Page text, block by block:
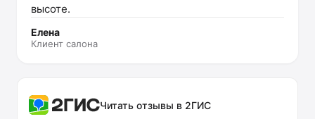
высоте.
Елена
Клиент салона
Читать отзывы в 2ГИС